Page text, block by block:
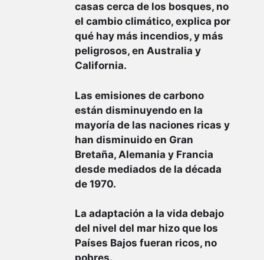
casas cerca de los bosques, no
el cambio climático, explica por
qué hay más incendios, y más
peligrosos, en Australia y
California.
Las emisiones de carbono
están disminuyendo en la
mayoría de las naciones ricas y
han disminuido en Gran
Bretaña, Alemania y Francia
desde mediados de la década
de 1970.
La adaptación a la vida debajo
del nivel del mar hizo que los
Países Bajos fueran ricos, no
pobres.